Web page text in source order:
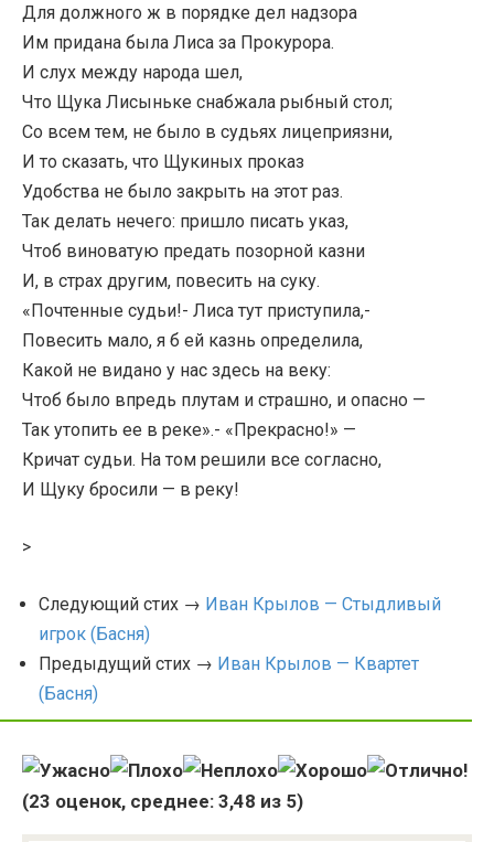
Для должного ж в порядке дел надзора
Им придана была Лиса за Прокурора.
И слух между народа шел,
Что Щука Лисыньке снабжала рыбный стол;
Со всем тем, не было в судьях лицеприязни,
И то сказать, что Щукиных проказ
Удобства не было закрыть на этот раз.
Так делать нечего: пришло писать указ,
Чтоб виноватую предать позорной казни
И, в страх другим, повесить на суку.
«Почтенные судьи!- Лиса тут приступила,-
Повесить мало, я б ей казнь определила,
Какой не видано у нас здесь на веку:
Чтоб было впредь плутам и страшно, и опасно —
Так утопить ее в реке».- «Прекрасно!» —
Кричат судьи. На том решили все согласно,
И Щуку бросили — в реку!
>
Следующий стих → Иван Крылов — Стыдливый
игрок (Басня)
Предыдущий стих → Иван Крылов — Квартет
(Басня)
(23 оценок, среднее: 3,48 из 5)